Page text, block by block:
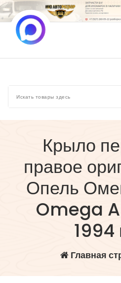
Перейти
к
содержимому
Крыло
правое
Опель
Omega
1994
Главная